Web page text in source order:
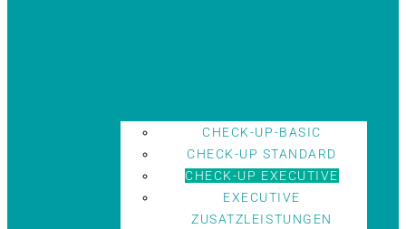
CHECK-UP-BASIC
CHECK-UP STANDARD
CHECK-UP EXECUTIVE
EXECUTIVE
ZUSATZLEISTUNGEN